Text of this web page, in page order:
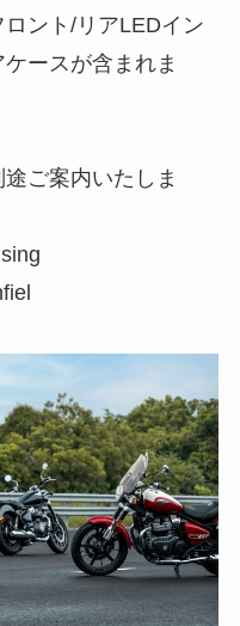
ント/リアLEDイン
ースが含まれま
ご案内いたしま